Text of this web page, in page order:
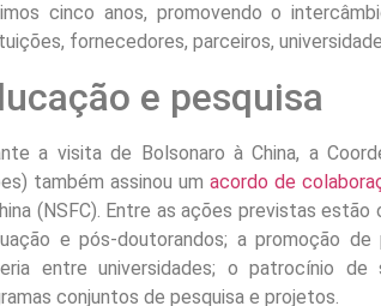
cinco anos, promovendo o
fornecedores, parceiros,
e pesquisa
a visita de Bolsonaro à China, a
também assinou umacordo de
(NSFC). Entre as ações previstas
e pós-doutorandos; a promoção
entre universidades; o patrocínio de
conjuntos de pesquisa e projetos.